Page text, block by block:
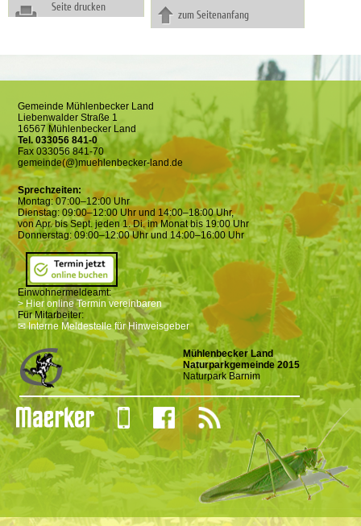
Seite drucken
zum Seitenanfang
Gemeinde Mühlenbecker Land
Liebenwalder Straße 1
16567 Mühlenbecker Land
Tel. 033056 841-0
Fax 033056 841-70
gemeinde(@)muehlenbecker-land.de
Sprechzeiten:
Montag: 07:00–12:00 Uhr
Dienstag: 09:00–12:00 Uhr und 14:00–18:00 Uhr,
von Apr. bis Sept. jeden 1. Di. im Monat bis 19:00 Uhr
Donnerstag: 09:00–12:00 Uhr und 14:00–16:00 Uhr
Einwohnermeldeamt:
> Hier online Termin vereinbaren
Für Mitarbeiter:
✉ Interne Meldestelle für Hinweisgeber
Mühlenbecker Land
Naturparkgemeinde 2015
Naturpark Barnim